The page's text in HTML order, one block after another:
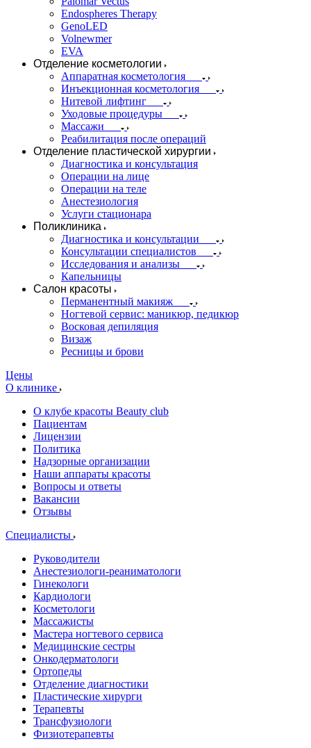
Endospheres Therapy
GenoLED
Volnewmer
EVA
Отделение косметологии
Аппаратная косметология
Инъекционная косметология
Нитевой лифтинг
Уходовые процедуры
Массажи
Реабилитация после операций
Отделение пластической хирургии
Диагностика и консультация
Операции на лице
Операции на теле
Анестезиология
Услуги стационара
Поликлиника
Диагностика и консультации
Консультации специалистов
Исследования и анализы
Капельницы
Салон красоты
Перманентный макияж
Ногтевой сервис: маникюр, педикюр
Восковая депиляция
Визаж
Ресницы и брови
Цены
О клинике
О клубе красоты Beauty club
Пациентам
Лицензии
Политика
Надзорные организации
Наши аппараты красоты
Вопросы и ответы
Вакансии
Отзывы
Специалисты
Руководители
Анестезиологи-реаниматологи
Гинекологи
Кардиологи
Косметологи
Массажисты
Мастера ногтевого сервиса
Медицинские сестры
Онкодерматологи
Ортопеды
Отделение диагностики
Пластические хирурги
Терапевты
Трансфузиологи
Физиотерапевты